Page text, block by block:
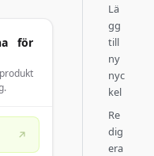
för
Lä
gg
till
ny
nyc
kel
Re
dig
era